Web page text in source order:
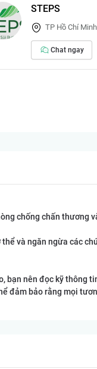
STEPS
TP Hồ Chí Minh
Chat ngay
chống chấn thương
và ngăn ngừa các
bạn nên đọc kỹ thông
đảm bảo rằng mọi